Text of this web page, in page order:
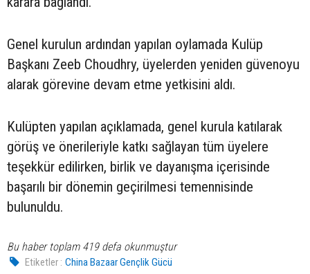
Genel kurulun ardından yapılan oylamada Kulüp
Başkanı Zeeb Choudhry, üyelerden yeniden güvenoyu
alarak görevine devam etme yetkisini aldı.
Kulüpten yapılan açıklamada, genel kurula katılarak
görüş ve önerileriyle katkı sağlayan tüm üyelere
teşekkür edilirken, birlik ve dayanışma içerisinde
başarılı bir dönemin geçirilmesi temennisinde
bulunuldu.
Bu haber toplam 419 defa okunmuştur
Etiketler : China Bazaar Gençlik Gücü